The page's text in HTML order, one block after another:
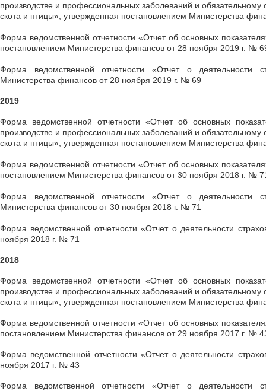
производстве и профессиональных заболеваний и обязательному
скота и птицы», утвержденная постановлением Министерства
Форма ведомственной отчетности «Отчет об основных
постановлением Министерства финансов от 28 ноября 2019 г. №
Форма ведомственной отчетности «Отчет о деятельности
Министерства финансов от 28 ноября 2019 г. № 69
2019
Форма ведомственной отчетности «Отчет об основных
производстве и профессиональных заболеваний и обязательному
скота и птицы», утвержденная постановлением Министерства
Форма ведомственной отчетности «Отчет об основных
постановлением Министерства финансов от 30 ноября 2018 г. №
Форма ведомственной отчетности «Отчет о деятельности
Министерства финансов от 30 ноября 2018 г. № 71
Форма ведомственной отчетности «Отчет о деятельности
ноября 2018 г. № 71
2018
Форма ведомственной отчетности «Отчет об основных
производстве и профессиональных заболеваний и обязательному
скота и птицы», утвержденная постановлением Министерства
Форма ведомственной отчетности «Отчет об основных
постановлением Министерства финансов от 29 ноября 2017 г. №
Форма ведомственной отчетности «Отчет о деятельности
ноября 2017 г. № 43
Форма ведомственной отчетности «Отчет о деятельности